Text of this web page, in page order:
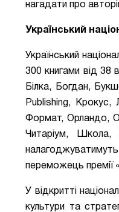
нагадати про
Український
Український
300 книгами від
Білка, Богдан,
Publishing, Крокус,
Формат, Орландо,
Читаріум,
переможець премії
У відкритті
культури та